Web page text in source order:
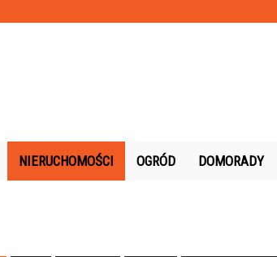
NIERUCHOMOŚCI OGRÓD DOMORADY